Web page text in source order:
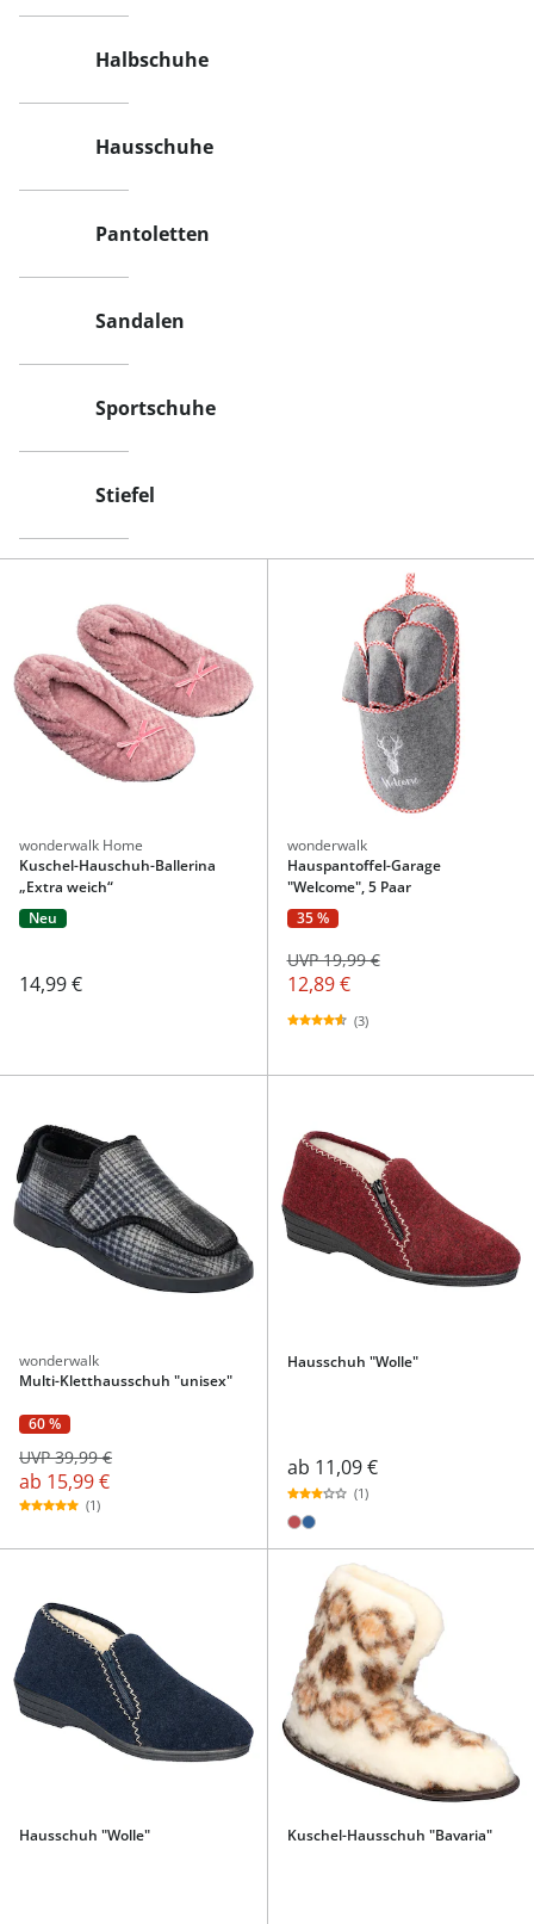
Halbschuhe
Hausschuhe
Pantoletten
Sandalen
Sportschuhe
Stiefel
wonderwalk Home
Kuschel-Hauschuh-Ballerina
„Extra weich“
Neu
14,99 €
wonderwalk
Hauspantoffel-Garage
"Welcome", 5 Paar
35 %
12,89 €
UVP 19,99 €
(3)
wonderwalk
Multi-Kletthausschuh "unisex"
60 %
ab 15,99 €
UVP 39,99 €
(1)
Hausschuh "Wolle"
ab 11,09 €
(1)
Hausschuh "Wolle" Kuschel-Hausschuh "Bavaria"